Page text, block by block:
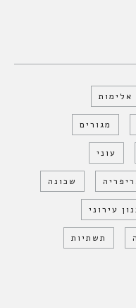
אלימות
מגורים
עוני
שכונה
עירוני
תשתיות